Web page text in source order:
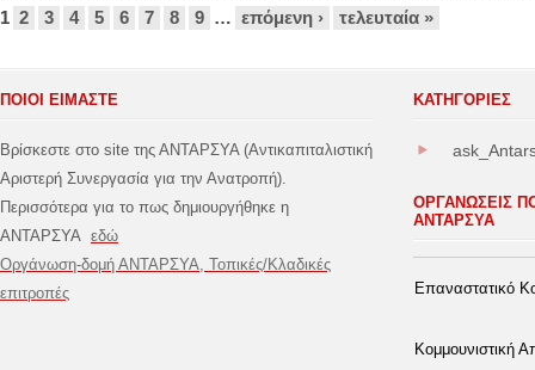
Σελίδες
1 2 3 4 5 6 7 8 9 … επόμενη › τελευταία »
ΠΟΙΟΙ ΕΙΜΑΣΤΕ
Βρίσκεστε στο site της ΑΝΤΑΡΣΥΑ (Αντικαπιταλιστική
Αριστερή Συνεργασία για την Ανατροπή).
Περισσότερα για το πως δημιουργήθηκε η
ΑΝΤΑΡΣΥΑ εδώ
Οργάνωση-δομή ΑΝΤΑΡΣΥΑ, Τοπικές/Κλαδικές
επιτροπές
ΚΑΤΗΓΟΡΊΕΣ
ΟΡΓΑΝΩΣΕΙΣ
ΑΝΤΑΡΣΥΑ
Επαναστατικό
Κομμουνιστική